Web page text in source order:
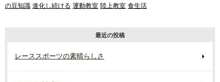
の豆知識 進化し続ける 運動教室 陸上教室 食生活
最近の投稿
レーススポーツの素晴らしさ